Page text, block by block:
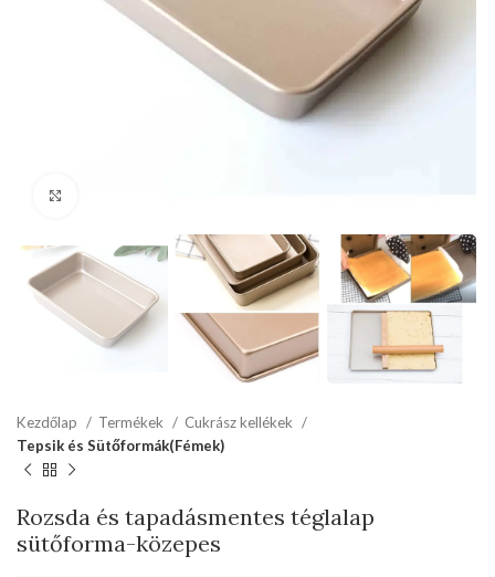
Kezdőlap Termékek
Cukrász kellékek
Tepsik és Sütőformák(Fémek)
Rozsda és tapadásmentes téglalap
sütőforma-közepes